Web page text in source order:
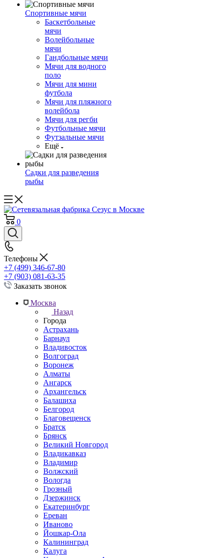
Спортивные мячи
Баскетбольные
мячи
Волейбольные
мячи
Гандбольные мячи
Мячи для водного
поло
Мячи для мини
футбола
Мячи для пляжного
волейбола
Мячи для регби
Футбольные мячи
Футзальные мячи
Ещё
Садки для разведения
рыбы
0
Телефоны
+7 (499) 346-67-80
+7 (903) 081-63-35
Заказать звонок
Москва
Назад
Города
Астрахань
Барнаул
Владивосток
Волгоград
Воронеж
Алматы
Ангарск
Архангельск
Балашиха
Белгород
Благовещенск
Братск
Брянск
Великий Новгород
Владикавказ
Владимир
Волжский
Вологда
Грозный
Дзержинск
Екатеринбург
Ереван
Иваново
Йошкар-Ола
Калининград
Калуга